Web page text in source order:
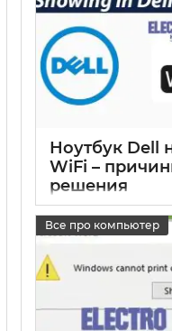
Ноутбук Dell
WiFi –
решения
Все про компьютер